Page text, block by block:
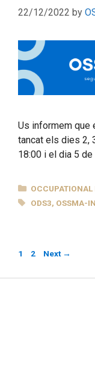
22/12/2022 by
Us informem que
tancat els dies 2,
18:00 i el dia 5
CATEGORIES
TAGS
ODS3, OSSMA-
Page
1 Page
2 Next →